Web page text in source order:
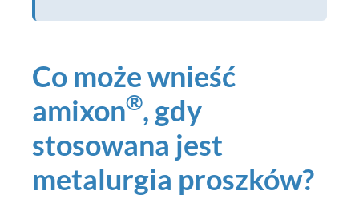
Co może wnieść
amixon®, gdy
stosowana jest
metalurgia proszków?